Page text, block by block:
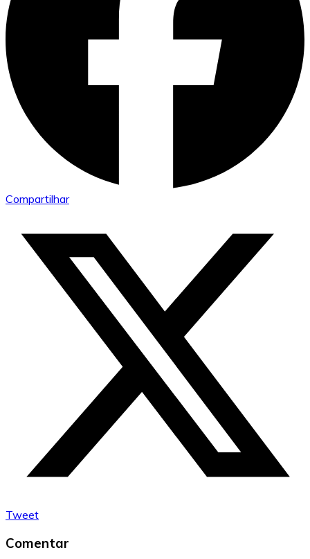
Compartilhar
Tweet
Comentar